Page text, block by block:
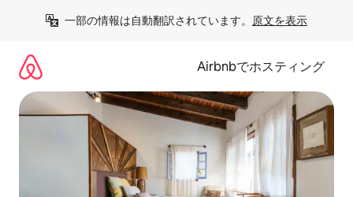
一部の情報は自動翻訳されています。 原文を表示
Airbnbでホスティング